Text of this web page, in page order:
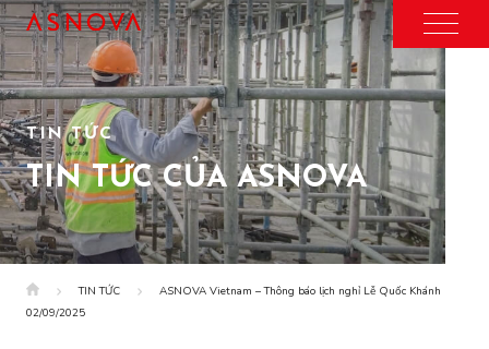
TIN TỨC
TIN TỨC CỦA ASNOVA
TIN TỨC
ASNOVA Vietnam – Thông báo lịch nghỉ Lễ Quốc Khánh
02/09/2025